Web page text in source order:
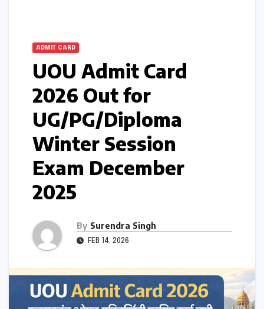
ADMIT CARD
UOU Admit Card
2026 Out for
UG/PG/Diploma
Winter Session
Exam December
2025
By Surendra Singh
FEB 14, 2026